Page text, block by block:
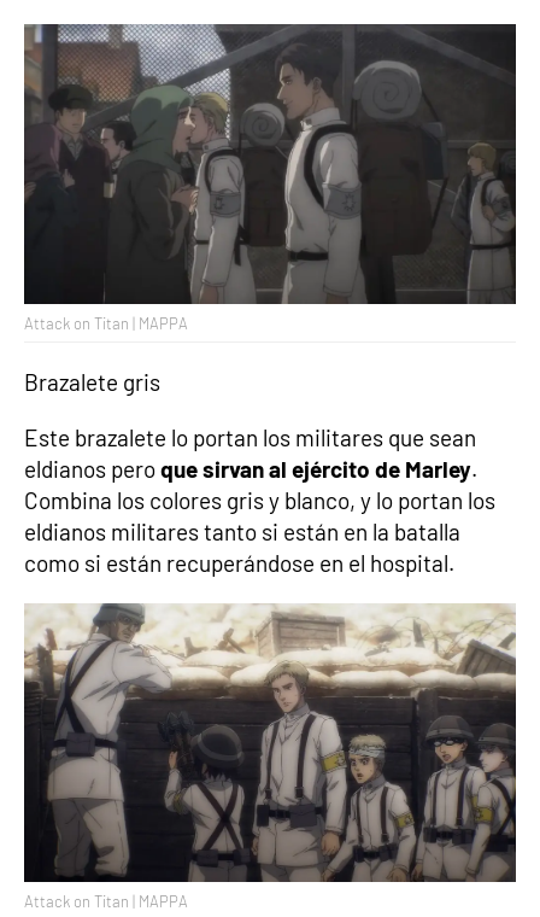
Attack on Titan | MAPPA
Brazalete gris
Este brazalete lo portan los militares que sean
eldianos peroque sirvan al ejército de Marley.
Combina los colores gris y blanco, y lo portan los
eldianos militares tanto si están en la batalla
como si están recuperándose en el hospital.
Attack on Titan | MAPPA